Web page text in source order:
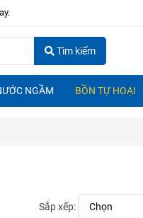
Tìm kiếm
NGẦM BỒN TỰ HOẠI
Sắp xếp: